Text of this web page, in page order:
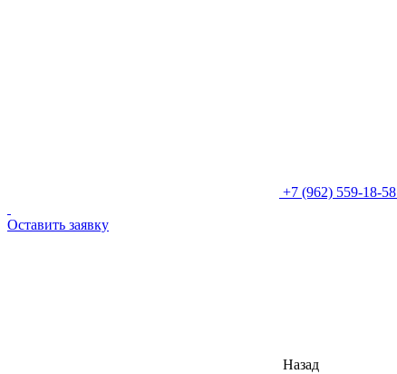
+7 (962) 559-18-58
Оставить заявку
Назад